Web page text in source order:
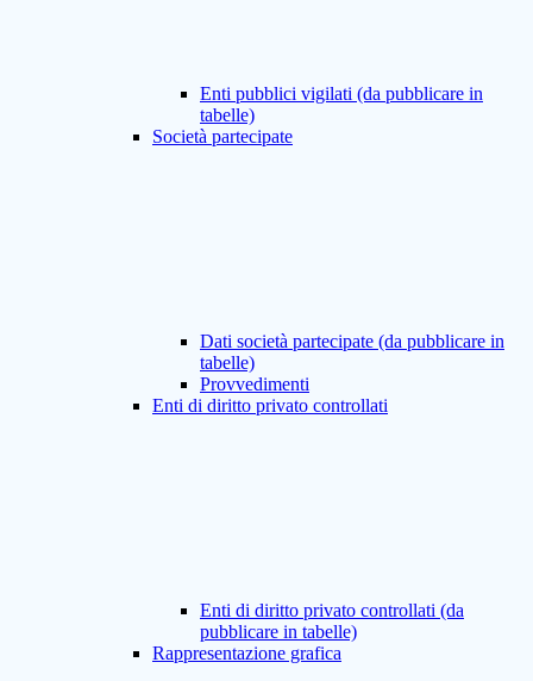
Enti pubblici vigilati (da pubblicare in
tabelle)
Società partecipate
Dati società partecipate (da pubblicare in
tabelle)
Provvedimenti
Enti di diritto privato controllati
Enti di diritto privato controllati (da
pubblicare in tabelle)
Rappresentazione grafica